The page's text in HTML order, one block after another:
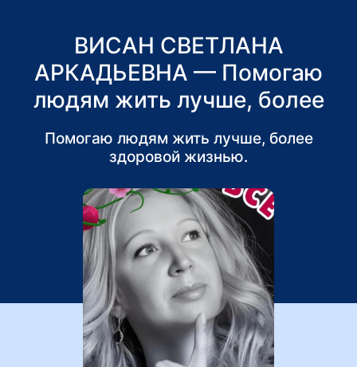
ВИСАН СВЕТЛАНА
АРКАДЬЕВНА — Помогаю
людям жить лучше, более
здоровой жизнью.
Помогаю людям жить лучше, более
здоровой жизнью.